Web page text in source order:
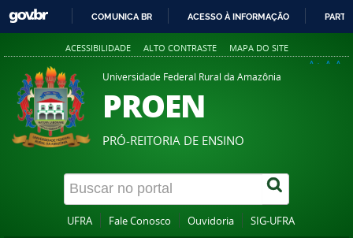
PARA
O
CONTEÚDO
COMUNICA BR ACESSO À INFORMAÇÃO
ACESSIBILIDADE ALTO CONTRASTE MAPA DO SITE
A+ A A-
Universidade Federal Rural da Amazônia
PROEN
PRÓ-REITORIA DE ENSINO
UFRA Fale Conosco Ouvidoria SIG-UFRA